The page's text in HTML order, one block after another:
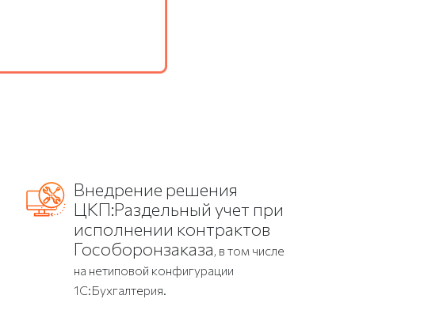
Внедрение решения
ЦКП:Раздельный учет при
исполнении контрактов
Гособоронзаказа , в том числе
на нетиповой конфигурации
1С:Бухгалтерия.